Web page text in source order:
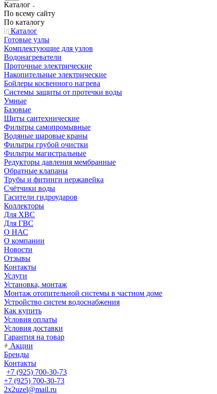
Каталог
По всему сайту
По каталогу
Каталог
Готовые узлы
Комплектующие для узлов
Водонагреватели
Проточные электрические
Накопительные электрические
Бойлеры косвенного нагрева
Системы защиты от протечки воды
Умные
Базовые
Щиты сантехнические
Фильтры самопромывные
Водяные шаровые краны
Фильтры грубой очистки
Фильтры магистральные
Редукторы давления мембранные
Обратные клапаны
Трубы и фитинги нержавейка
Счётчики воды
Гасители гидроударов
Коллекторы
Для ХВС
Для ГВС
О НАС
О компании
Новости
Отзывы
Контакты
Услуги
Установка, монтаж
Монтаж отопительной системы в частном доме
Устройство систем водоснабжения
Как купить
Условия оплаты
Условия доставки
Гарантия на товар
Акции
Бренды
Контакты
+7 (925) 700-30-73
+7 (925) 700-30-73
2x2uzel@mail.ru